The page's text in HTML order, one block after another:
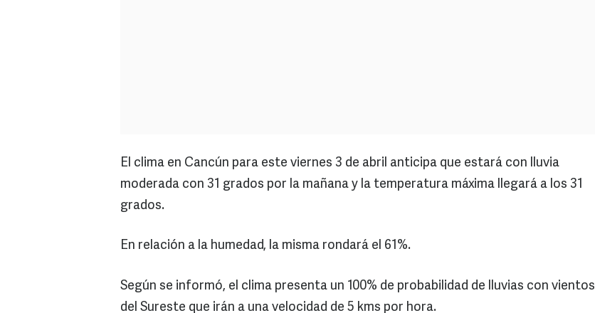
El clima en Cancún para este viernes 3 de abril anticipa que estará con lluvia
moderada con 31 grados por la mañana y la temperatura máxima llegará a los 31
grados.
En relación a la humedad, la misma rondará el 61%.
Según se informó, el clima presenta un 100% de probabilidad de lluvias con vientos
del Sureste que irán a una velocidad de 5 kms por hora.